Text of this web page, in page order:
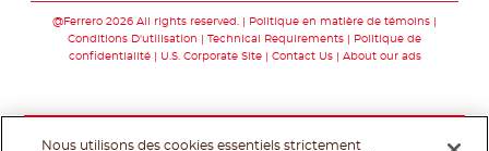
@Ferrero 2026 All rights reserved.
Politique en matière de témoins
Conditions D'utilisation
Technical Requirements
Politique de
confidentialité
U.S. Corporate Site Contact Us About our ads
Nous utilisons des cookies essentiels strictement